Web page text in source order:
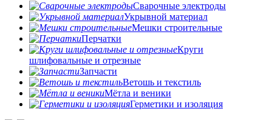
Сварочные электроды
Укрывной материал
Мешки строительные
Перчатки
Круги
шлифовальные и отрезные
Запчасти
Ветошь и текстиль
Мётла и веники
Герметики и изоляция